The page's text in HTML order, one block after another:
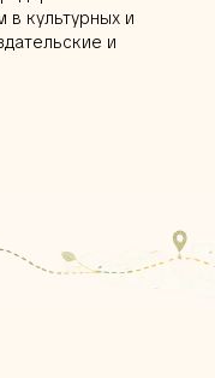
в культурных и
и